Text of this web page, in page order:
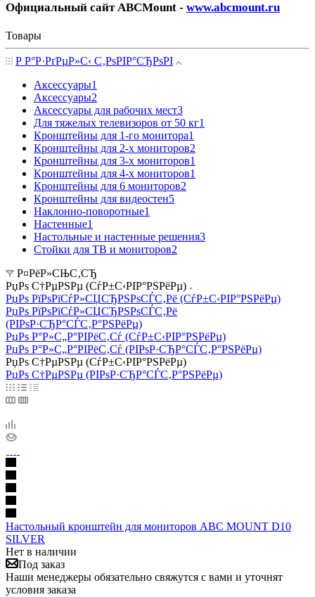
Официальный сайт ABCMount - www.abcmount.ru
Товары
Р Р°Р·РґРµР»С‹ С‚РѕРІР°СЂРѕРІ
Аксессуары1
Аксессуары2
Аксессуары для рабочих мест3
Для тяжелых телевизоров от 50 кг1
Кронштейны для 1-го монитора1
Кронштейны для 2-х мониторов2
Кронштейны для 3-х мониторов1
Кронштейны для 4-х мониторов1
Кронштейны для 6 мониторов2
Кронштейны для видеостен5
Наклонно-поворотные1
Настенные1
Настольные и настенные решения3
Стойки для ТВ и мониторов2
Р¤РёР»СЊС‚СЂ
РџРѕ С†РµРЅРµ (СѓР±С‹РІР°РЅРёРµ)
РџРѕ РїРѕРїСѓР»СЏСЂРЅРѕСЃС‚Рё (СѓР±С‹РІР°РЅРёРµ)
РџРѕ РїРѕРїСѓР»СЏСЂРЅРѕСЃС‚Рё
(РІРѕР·СЂР°СЃС‚Р°РЅРёРµ)
РџРѕ Р°Р»С„Р°РІРёС‚Сѓ (СѓР±С‹РІР°РЅРёРµ)
РџРѕ Р°Р»С„Р°РІРёС‚Сѓ (РІРѕР·СЂР°СЃС‚Р°РЅРёРµ)
РџРѕ С†РµРЅРµ (СѓР±С‹РІР°РЅРёРµ)
РџРѕ С†РµРЅРµ (РІРѕР·СЂР°СЃС‚Р°РЅРёРµ)
Настольный кронштейн для мониторов ABC MOUNT D10
SILVER
Нет в наличии
Под заказ
Наши менеджеры обязательно свяжутся с вами и уточнят
условия заказа